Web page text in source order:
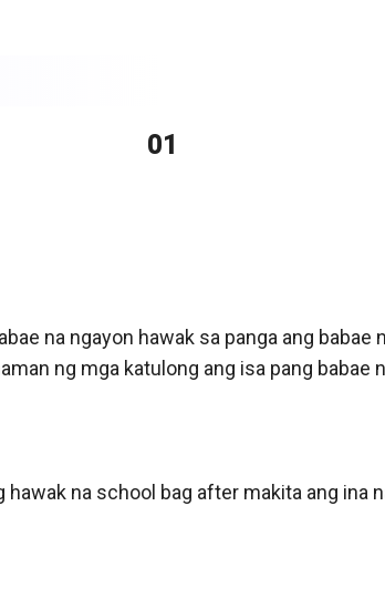
refuses to let go.
01
na ngayon hawak sa panga ang babae
ng mga katulong ang isa pang babae
na school bag after makita ang ina